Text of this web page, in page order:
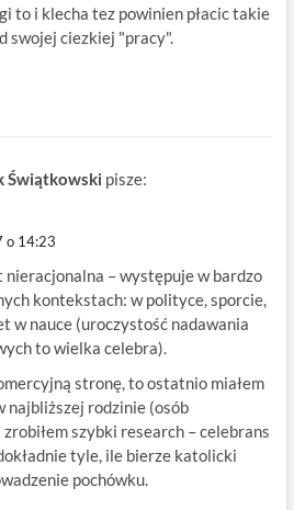
to i klecha tez powinien płacic takie
swojej ciezkiej "pracy".
Świątkowski pisze:
o 14:23
nieracjonalna – występuje w bardzo
kontekstach: w polityce, sporcie,
w nauce (uroczystość nadawania
to wielka celebra).
stronę, to ostatnio miałem
najbliższej rodzinie (osób
szybki research – celebrans
tyle, ile bierze katolicki
pochówku.